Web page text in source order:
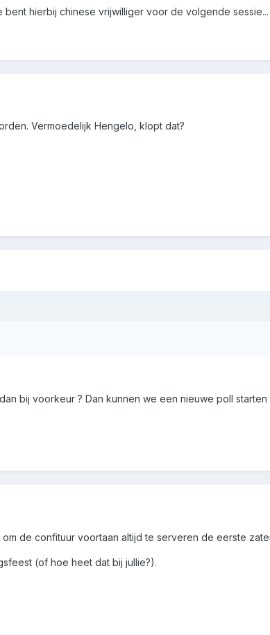
hierbij chinese vrijwilliger voor de volgende sessie...
Vermoedelijk Hengelo, klopt dat?
bij voorkeur ? Dan kunnen we een nieuwe poll starten
de confituur voortaan altijd te serveren de eerste
(of hoe heet dat bij jullie?).